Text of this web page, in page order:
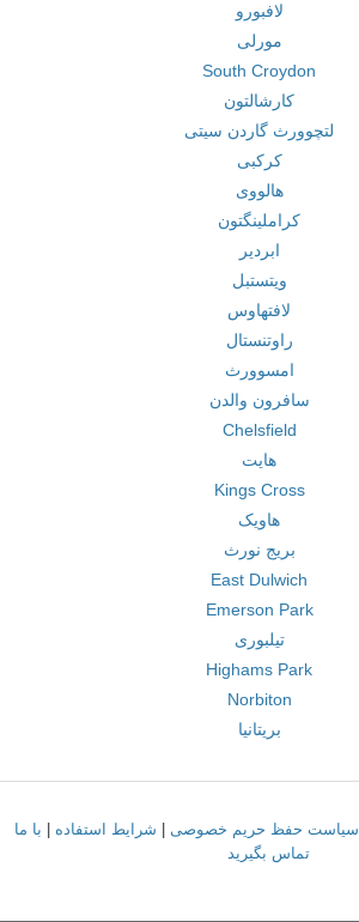
لافبورو
مورلی
South Croydon
کارشالتون
لتچوورث گاردن سیتی
کرکبی
هالووی
کراملینگتون
ابردیر
ویتستبل
لافتهاوس
راوتنستال
امسوورث
سافرون والدن
Chelsfield
هایت
Kings Cross
هاویک
بریج نورث
East Dulwich
Emerson Park
تیلبوری
Highams Park
Norbiton
بریتانیا
سیاست حفظ حریم خصوصی شرایط استفاده
با ما
تماس بگیرید